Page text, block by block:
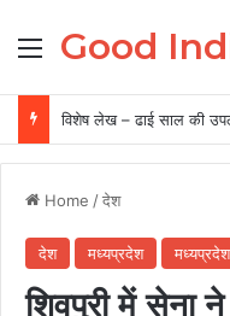
Menu
Good
Home /देश
देश मध्यप्रदेश
शिवपुरी में सेना